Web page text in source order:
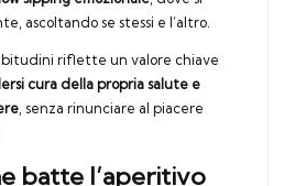
ascoltando se stessi e l’altro.
riflette un valore chiave
cura della propria salute e
, senza rinunciare al piacere
batte l’aperitivo